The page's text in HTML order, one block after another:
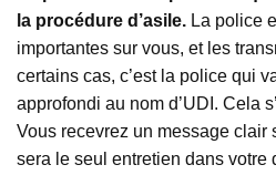
la procédure d’asile. La police
importantes sur vous, et les
certains cas, c’est la police qui
approfondi au nom d’UDI. Cela
Vous recevrez un message clair
sera le seul entretien dans votre